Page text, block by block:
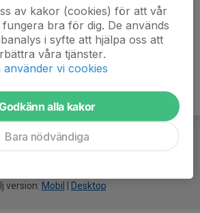
version: Mobil Desktop
av kakor (cookies) för att vår
bra för dig. De används
i syfte att hjälpa oss att
våra tjänster.
använder vi cookies
alla kakor
Bara nödvändiga